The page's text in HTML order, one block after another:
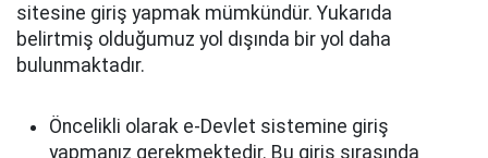
sitesine giriş yapmak mümkündür. Yukarıda
belirtmiş olduğumuz yol dışında bir yol daha
bulunmaktadır.
Öncelikli olarak e-Devlet sistemine giriş
yapmanız gerekmektedir. Bu giriş sırasında